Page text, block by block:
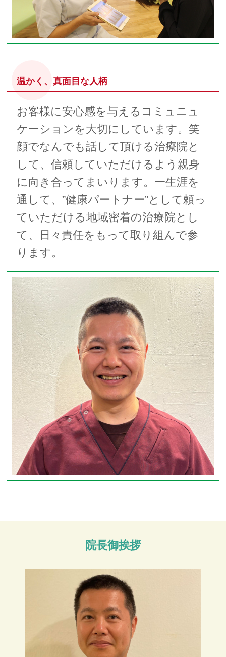
温かく、真面目な人柄
お客様に安心感を与えるコミュニュ
ケーションを大切にしています。笑
顔でなんでも話して頂ける治療院と
して、信頼していただけるよう親身
に向き合ってまいります。一生涯を
通して、”健康パートナー”として頼っ
ていただける地域密着の治療院とし
て、日々責任をもって取り組んで参
ります。
院長御挨拶